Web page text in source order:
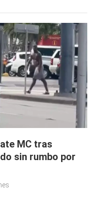
Miami
Tras
Poco
Más
Una
Semana
En
Libertad
MC tras
sin rumbo por